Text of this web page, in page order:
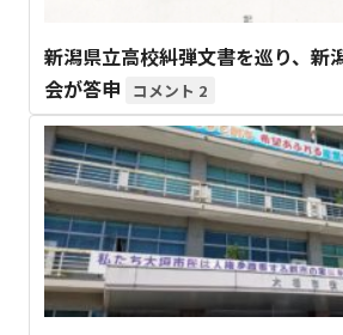
新潟県立高校糾弾文書を巡り、新
会が答申
2